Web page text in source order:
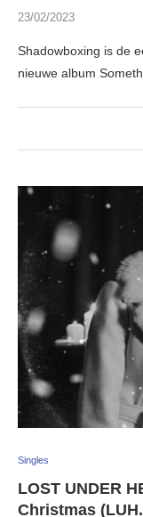
23/02/2023
Shadowboxing is de
nieuwe album
Singles
LOST UNDER
Christmas